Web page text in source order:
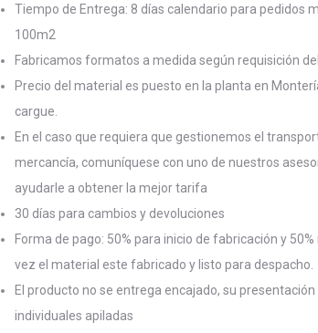
Tiempo de Entrega: 8 días calendario para pedidos
100m2
Fabricamos formatos a medida según requisición
Precio del material es puesto en la planta en
cargue.
En el caso que requiera que gestionemos el
mercancía, comuníquese con uno de nuestros
ayudarle a obtener la mejor tarifa
30 días para cambios y devoluciones
Forma de pago: 50% para inicio de fabricación y
vez el material este fabricado y listo para despacho.
El producto no se entrega encajado, su
individuales apiladas